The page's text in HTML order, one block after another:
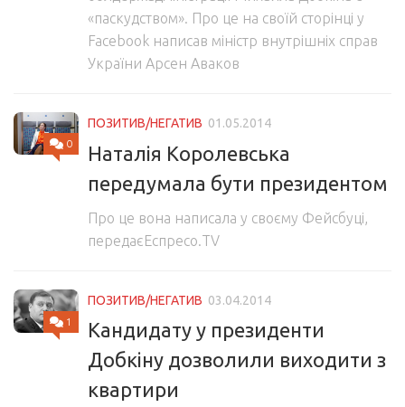
«паскудством». Про це на своїй сторінці у
Facebook написав міністр внутрішніх справ
України Арсен Аваков
0
ПОЗИТИВ/НЕГАТИВ 01.05.2014
Наталія Королевська
передумала бути президентом
Про це вона написала у своєму Фейсбуці,
передаєЕспресо.TV
1
ПОЗИТИВ/НЕГАТИВ 03.04.2014
Кандидату у президенти
Добкіну дозволили виходити з
квартири